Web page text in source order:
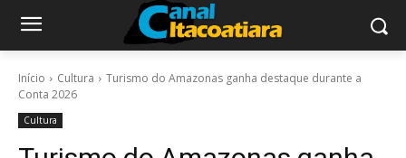
Início Cultura
Turismo do Amazonas ganha destaque durante a
Conta 2026
Cultura